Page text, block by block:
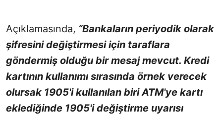
Açıklamasında, “Bankaların periyodik olarak
şifresini değiştirmesi için taraflara
göndermiş olduğu bir mesaj mevcut. Kredi
kartının kullanımı sırasında örnek verecek
olursak 1905'i kullanılan biri ATM'ye kartı
eklediğinde 1905'i değiştirme uyarısı